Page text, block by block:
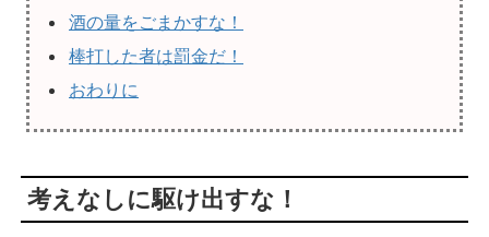
酒の量をごまかすな！
棒打した者は罰金だ！
おわりに
考えなしに駆け出すな！